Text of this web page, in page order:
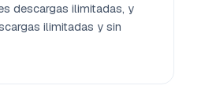
descargas ilimitadas, y
ilimitadas y sin